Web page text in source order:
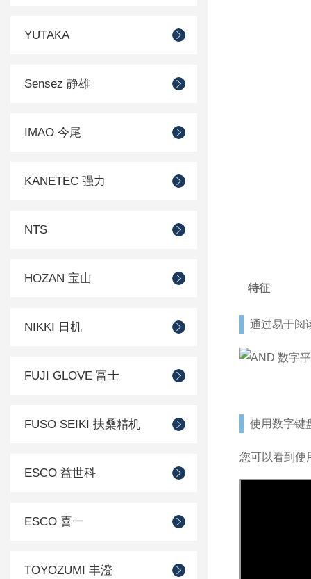
YUTAKA
Sensez 静雄
IMAO 今尾
KANETEC 强力
NTS
HOZAN 宝山
NIKKI 日机
FUJI GLOVE 富士
FUSO SEIKI 扶桑精机
ESCO 益世科
ESCO 喜一
TOYOZUMI 丰澄
特征
通过易于阅
使用数字键
您可以看到使